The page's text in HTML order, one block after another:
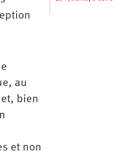
au
bien
et non